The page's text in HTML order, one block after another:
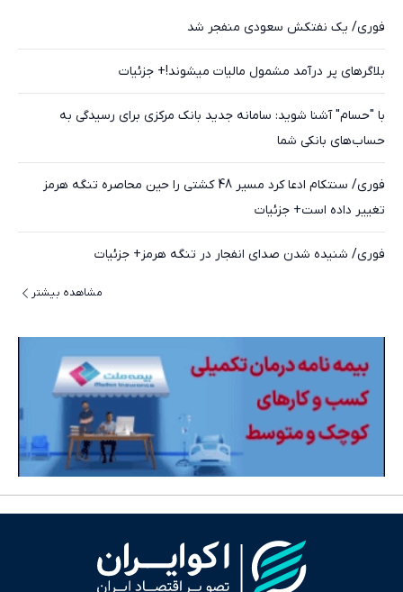
فوری/ یک نفتکش سعودی منفجر شد
بلاگرهای پر درآمد مشمول مالیات میشوند!+ جزئیات
با "حسام" آشنا شوید: سامانه جدید بانک مرکزی برای رسیدگی به
حساب‌های بانکی شما
فوری/ سنتکام ادعا کرد مسیر 48 کشتی را حین محاصره تنگه هرمز
تغییر داده است+ جزئیات
فوری/ شنیده شدن صدای انفجار در تنگه هرمز+ جزئیات
مشاهده بیشتر